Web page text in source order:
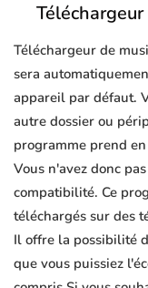
Téléchargeur de
sera
appareil par défaut.
autre dossier ou
programme prend
Vous n'avez donc
compatibilité. Ce
téléchargés sur des
Il offre la possibilité
que vous puissiez